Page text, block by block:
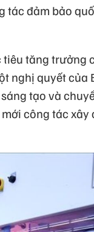
tác đảm bảo
tăng trưởng
nghị quyết của
tạo và
công tác xây